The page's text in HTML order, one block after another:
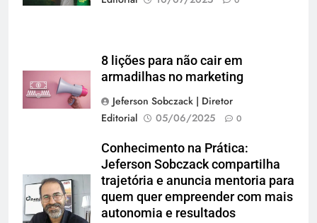
8 lições para não cair em
armadilhas no marketing
Jeferson Sobczack | Diretor
Editorial
05/06/2025 0
Conhecimento na Prática:
Jeferson Sobczack compartilha
trajetória e anuncia mentoria para
quem quer empreender com mais
autonomia e resultados